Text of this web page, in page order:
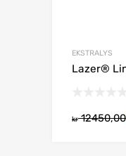
EKSTRALYS
Lazer®
kr12450,00